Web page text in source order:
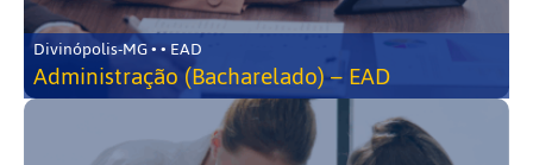
Divinópolis-MG • • EAD
Administração (Bacharelado) – EAD